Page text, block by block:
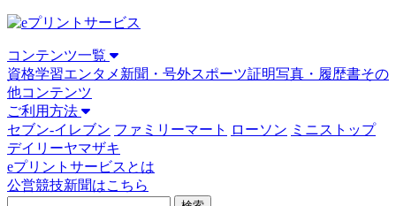
コンテンツ一覧
資格学習エンタメ 新聞・号外スポーツ証明写真・履歴書その
他コンテンツ
ご利用方法
セブン-イレブン ファミリーマート ローソン ミニストップ
デイリーヤマザキ
eプリントサービスとは
公営競技新聞はこちら